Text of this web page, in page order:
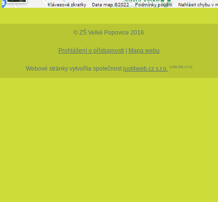
© ZŠ Velké Popovice 2016
Prohlášení o přístupnosti Mapa webu
Webové stránky vytvořila společnost just4web.cz s.r.o. (J4W-RS v7.0)